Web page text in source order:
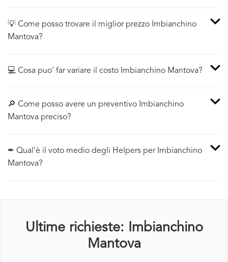
💡 Come posso trovare il miglior prezzo Imbianchino
Mantova?
💻 Cosa puo’ far variare il costo Imbianchino Mantova?
🔎 Come posso avere un preventivo Imbianchino
Mantova preciso?
✒ Qual’è il voto medio degli Helpers per Imbianchino
Mantova?
Ultime richieste: Imbianchino
Mantova